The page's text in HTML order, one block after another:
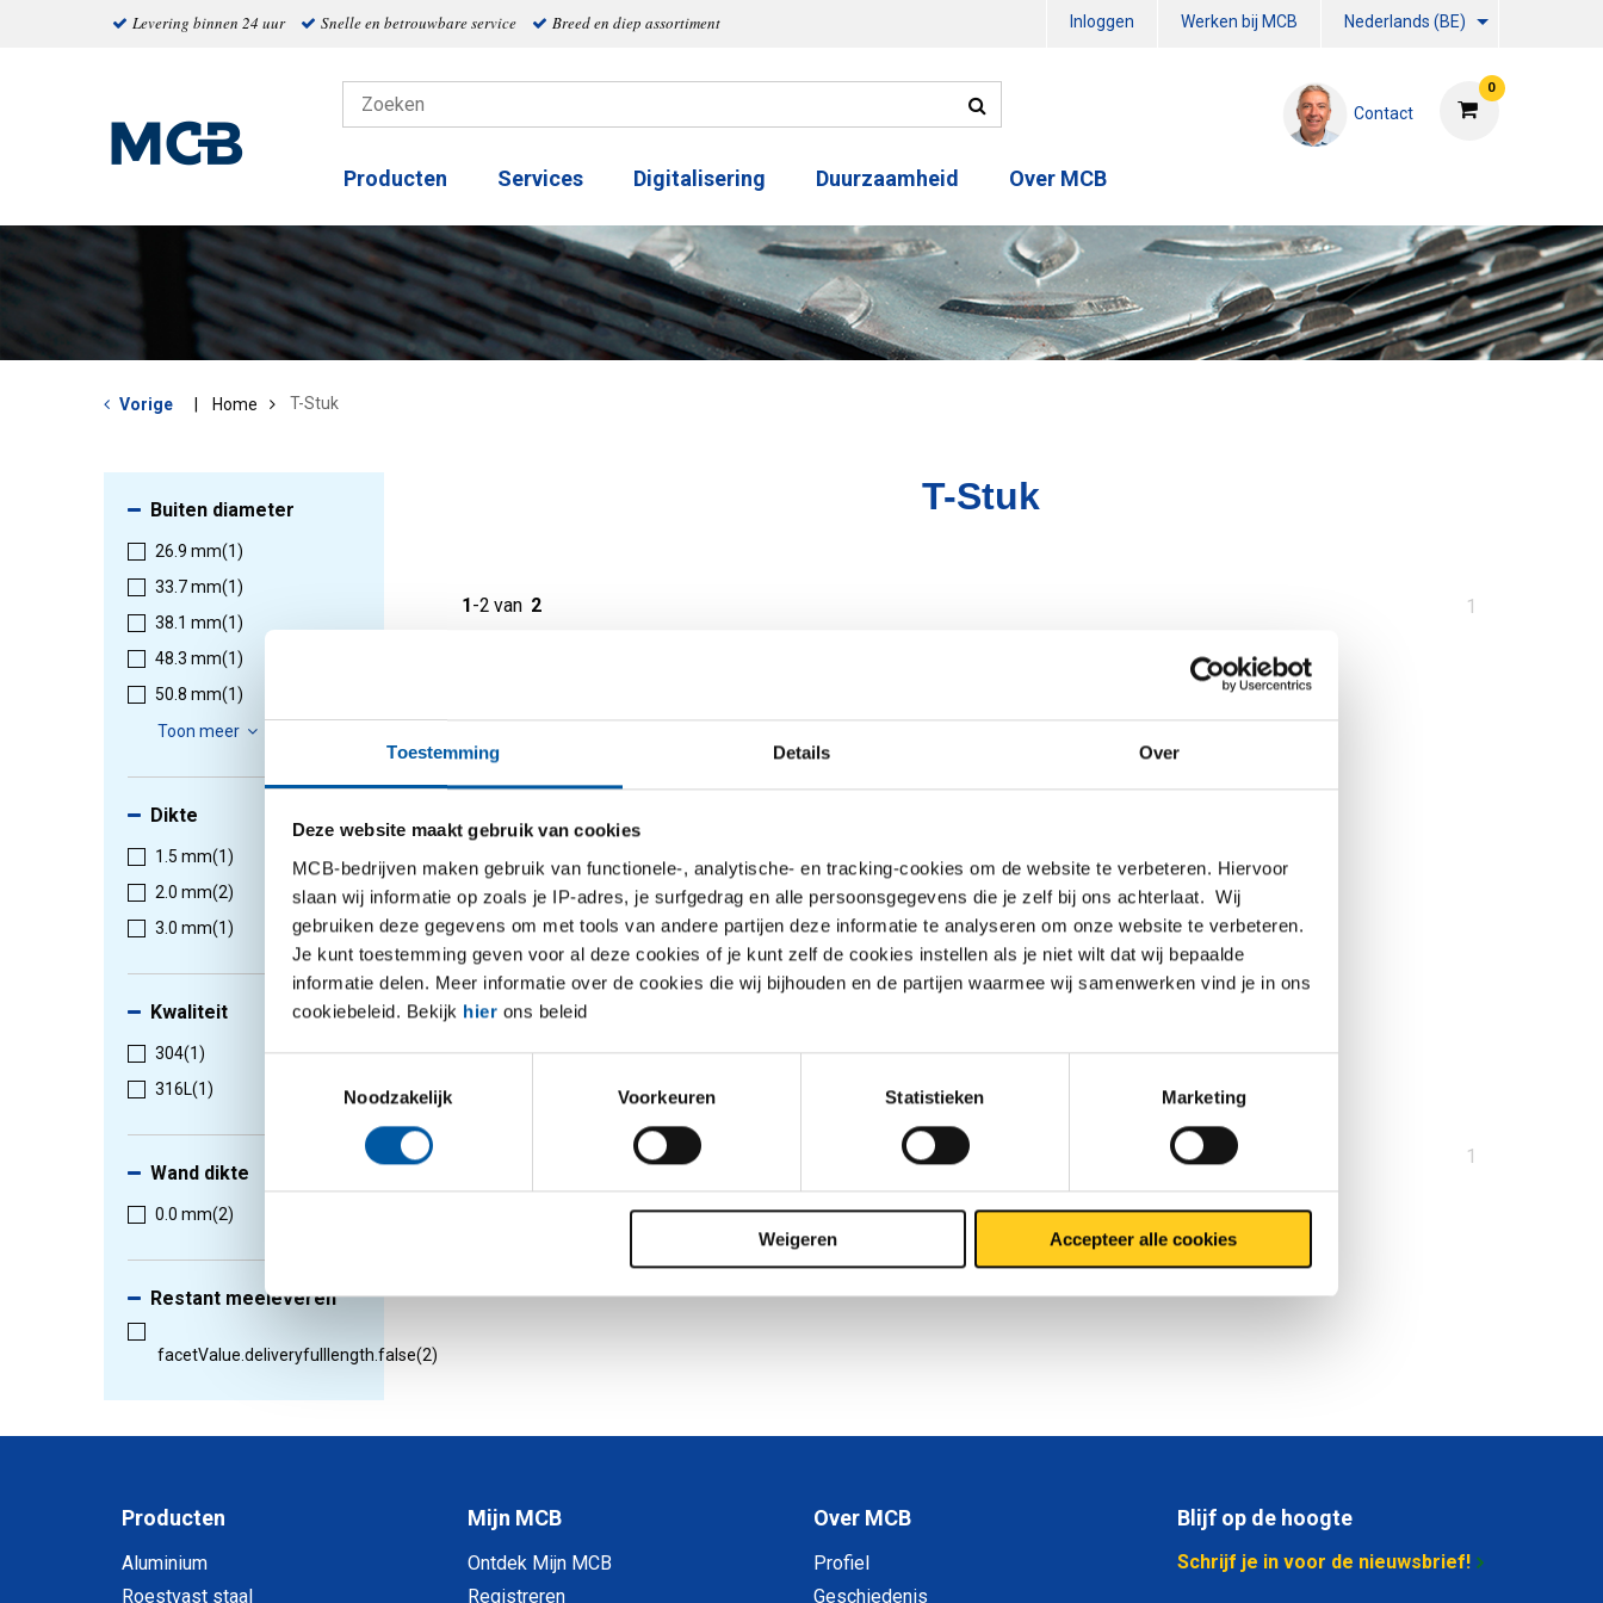
Toestemming Details Over
Deze website maakt gebruik van cookies
MCB-bedrijven maken gebruik van functionele-, analytische- en tracking-cookies om de website te verbeteren. Hiervoor
slaan wij informatie op zoals je IP-adres, je surfgedrag en alle persoonsgegevens die je zelf bij ons achterlaat. Wij
gebruiken deze gegevens om met tools van andere partijen deze informatie te analyseren om onze website te verbeteren.
Je kunt toestemming geven voor al deze cookies of je kunt zelf de cookies instellen als je niet wilt dat wij bepaalde
informatie delen. Meer informatie over de cookies die wij bijhouden en de partijen waarmee wij samenwerken vind je in ons
cookiebeleid. Bekijk hier ons beleid
Noodzakelijk
Voorkeuren Statistieken Marketing
Weigeren Accepteer alle cookies
Levering binnen 24 uur Snelle en betrouwbare service Breed en diep assortiment Inloggen Werken bij MCB Nederlands (BE)
0
Contact
Producten Services Digitalisering Duurzaamheid Over MCB
Vorige Home T-Stuk
Buiten diameter
26.9 mm(1)
33.7 mm(1)
38.1 mm(1)
48.3 mm(1)
50.8 mm(1)
Toon meer
Dikte
1.5 mm(1)
2.0 mm(2)
3.0 mm(1)
Kwaliteit
304(1)
316L(1)
Wand dikte
0.0 mm(2)
Restant meeleveren
facetValue.deliveryfulllength.false(2)
T-Stuk
1 -2 van 2
U1
Rvs 316L gelijkbenig T-
stuk geperst
2430-0327
T-stuk, uitgehalst,
1.4301/304, gebeitst, DIN,
Selecteer uw maat
U1
Producten
Aluminium
Roestvast staal
Mijn MCB
Ontdek Mijn MCB
Registreren
Over MCB
Profiel
Geschiedenis
Blijf op de hoogte
Schrijf je in voor de nieuwsbrief!